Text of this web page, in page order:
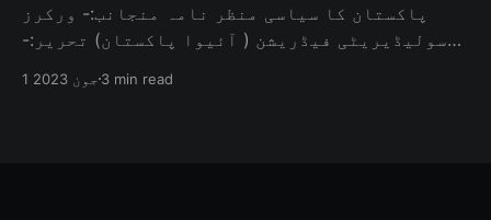
پاکستان کا سیاسی منظر نامہ منجانب:- ورکرز
سولیڈیریٹی فیڈریشن ( آئیوا پاکستان) تحریر:-
ہمیشہ پیچیدہ اور کثیر الجہتی رہی ہے۔ ایک
1 جون 2023 3 min read